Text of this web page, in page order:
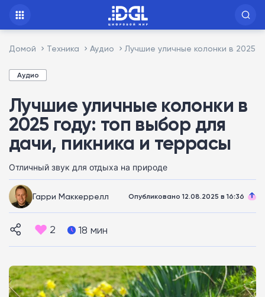
Домой Техника Аудио Лучшие уличные колонки в 2025
Аудио
Лучшие уличные колонки в
2025 году: топ выбор для
дачи, пикника и террасы
Отличный звук для отдыха на природе
Гарри Маккеррелл Опубликовано 12.08.2025 в 16:36
2 18 мин